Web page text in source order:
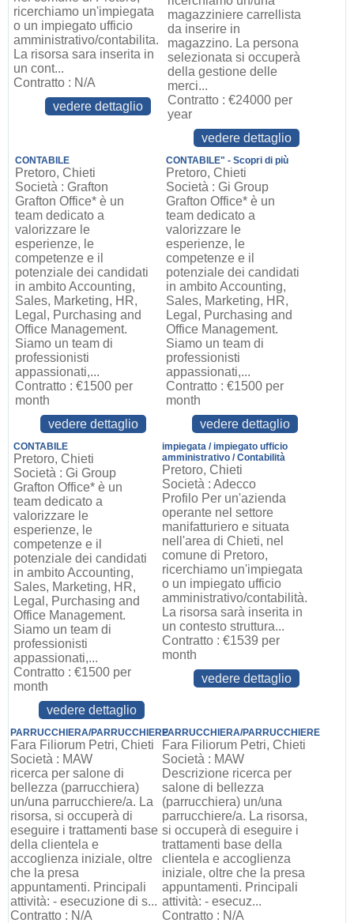
ricerchiamo un'impiegata
o un impiegato ufficio
amministrativo/contabilita.
La risorsa sara inserita in
un cont...
Contratto : N/A
vedere dettaglio
magazziniere carrellista
da inserire in
magazzino. La persona
selezionata si occuperà
della gestione delle
merci...
Contratto : €24000 per
year
vedere dettaglio
CONTABILE
Pretoro, Chieti
Società : Grafton
Grafton Office* è un
team dedicato a
valorizzare le
esperienze, le
competenze e il
potenziale dei candidati
in ambito Accounting,
Sales, Marketing, HR,
Legal, Purchasing and
Office Management.
Siamo un team di
professionisti
appassionati,...
Contratto : €1500 per
month
vedere dettaglio
CONTABILE" - Scopri di più
Pretoro, Chieti
Società : Gi Group
Grafton Office* è un
team dedicato a
valorizzare le
esperienze, le
competenze e il
potenziale dei candidati
in ambito Accounting,
Sales, Marketing, HR,
Legal, Purchasing and
Office Management.
Siamo un team di
professionisti
appassionati,...
Contratto : €1500 per
month
vedere dettaglio
CONTABILE
Pretoro, Chieti
Società : Gi Group
Grafton Office* è un
team dedicato a
valorizzare le
esperienze, le
competenze e il
potenziale dei candidati
in ambito Accounting,
Sales, Marketing, HR,
Legal, Purchasing and
Office Management.
Siamo un team di
professionisti
appassionati,...
Contratto : €1500 per
month
vedere dettaglio
impiegata / impiegato ufficio
amministrativo / Contabilità
Pretoro, Chieti
Società : Adecco
Profilo Per un'azienda
operante nel settore
manifatturiero e situata
nell'area di Chieti, nel
comune di Pretoro,
ricerchiamo un'impiegata
o un impiegato ufficio
amministrativo/contabilità.
La risorsa sarà inserita in
un contesto struttura...
Contratto : €1539 per
month
vedere dettaglio
PARRUCCHIERA/PARRUCCHIERE
Fara Filiorum Petri, Chieti
Società : MAW
ricerca per salone di
bellezza (parrucchiera)
un/una parrucchiere/a. La
risorsa, si occuperà di
eseguire i trattamenti base
della clientela e
accoglienza iniziale, oltre
che la presa
appuntamenti. Principali
attività: - esecuzione di s...
Contratto : N/A
PARRUCCHIERA/PARRUCCHIERE
Fara Filiorum Petri, Chieti
Società : MAW
Descrizione ricerca per
salone di bellezza
(parrucchiera) un/una
parrucchiere/a. La risorsa,
si occuperà di eseguire i
trattamenti base della
clientela e accoglienza
iniziale, oltre che la presa
appuntamenti. Principali
attività: - esecuz...
Contratto : N/A